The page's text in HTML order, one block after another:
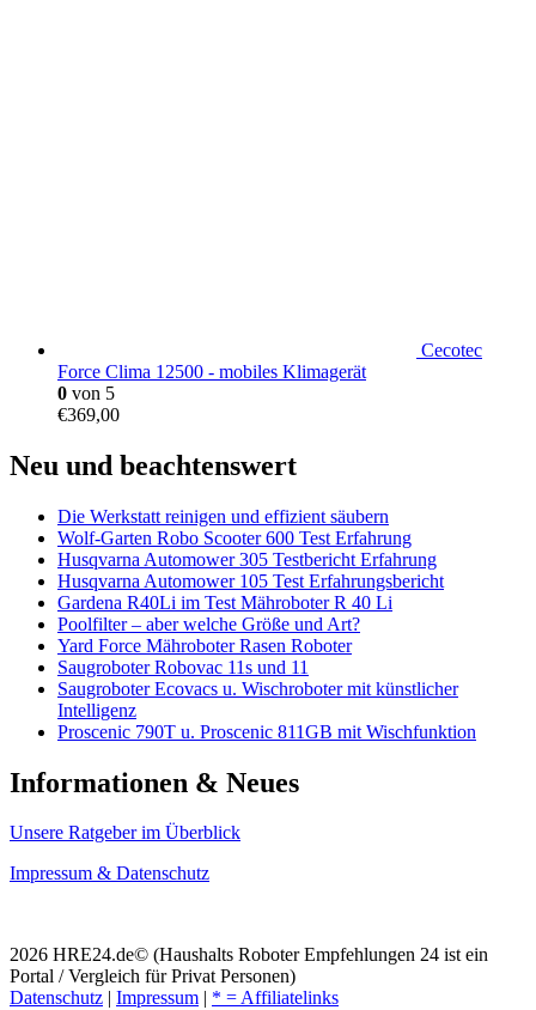
Cecotec
Force Clima 12500 - mobiles Klimagerät
0 von 5
€369,00
Neu und beachtenswert
Die Werkstatt reinigen und effizient säubern
Wolf-Garten Robo Scooter 600 Test Erfahrung
Husqvarna Automower 305 Testbericht Erfahrung
Husqvarna Automower 105 Test Erfahrungsbericht
Gardena R40Li im Test Mähroboter R 40 Li
Poolfilter – aber welche Größe und Art?
Yard Force Mähroboter Rasen Roboter
Saugroboter Robovac 11s und 11
Saugroboter Ecovacs u. Wischroboter mit künstlicher
Intelligenz
Proscenic 790T u. Proscenic 811GB mit Wischfunktion
Informationen & Neues
Unsere Ratgeber im Überblick
Impressum & Datenschutz
2026 HRE24.de© (Haushalts Roboter Empfehlungen 24 ist ein
Portal / Vergleich für Privat Personen)
Datenschutz | Impressum | * = Affiliatelinks